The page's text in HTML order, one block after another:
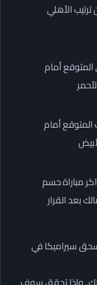
إعلان ترتيب الأهلي
أمام
المتوقع أمام
مباراة حسم
بعد القرار
لسحق سيراميكا في